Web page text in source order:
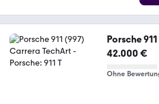
Porsche
42.000 €
Ohne